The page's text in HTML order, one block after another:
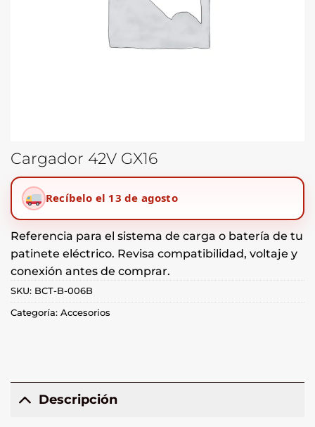
Cargador 42V GX16
Recíbelo el 13 de agosto
Referencia para el sistema de carga o batería de tu
patinete eléctrico. Revisa compatibilidad, voltaje y
conexión antes de comprar.
SKU: BCT-B-006B
Categoría: Accesorios
Descripción